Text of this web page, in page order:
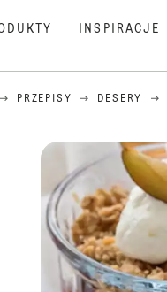
INSPIRACJE
PRZEPISY DESERY